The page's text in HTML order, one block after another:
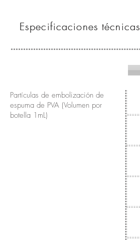
Especificaciones técnicas
Especificaciones técnicas
Partículas de embolización de
espuma de PVA (Volumen por
botella 1mL)